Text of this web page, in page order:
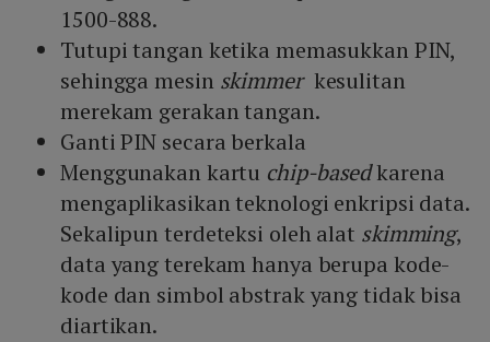
1500-888.
Tutupi tangan ketika memasukkan PIN,
sehingga mesin skimmerkesulitan
merekam gerakan tangan.
Ganti PIN secara berkala
Menggunakan kartu chip-basedkarena
mengaplikasikan teknologi enkripsi data.
Sekalipun terdeteksi oleh alat skimming,
data yang terekam hanya berupa kode-
kode dan simbol abstrak yang tidak bisa
diartikan.